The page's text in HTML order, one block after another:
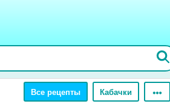
Все рецепты Кабачки